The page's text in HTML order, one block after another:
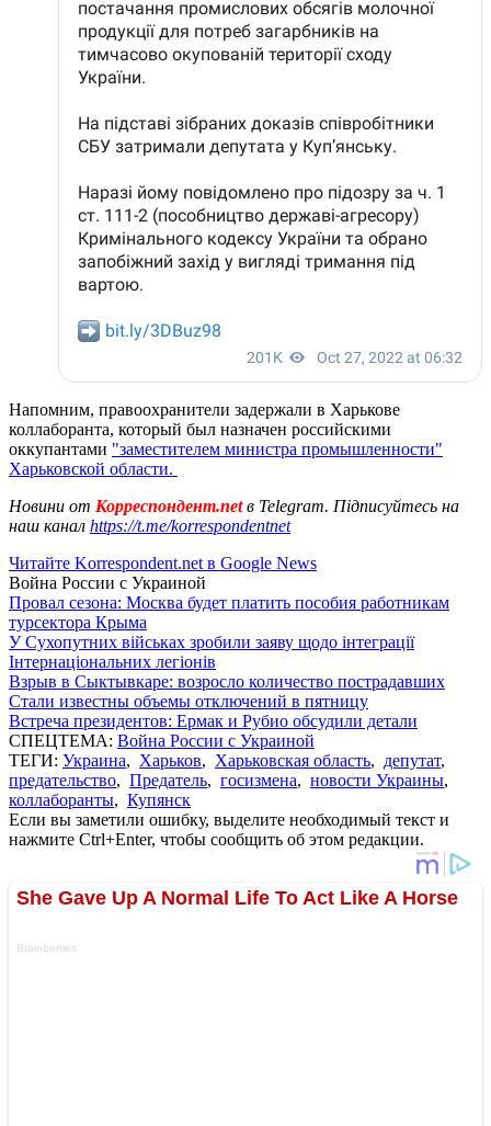
Напомним, правоохранители задержали в Харькове
коллаборанта, который был назначен российскими
оккупантами "заместителем министра промышленности"
Харьковской области.
Новини от Корреспондент.netв Telegram. Підписуйтесь на
наш канал https://t.me/korrespondentnet
Читайте Korrespondent.net в Google News
Война России с Украиной
Провал сезона: Москва будет платить пособия работникам
турсектора Крыма
У Сухопутних військах зробили заяву щодо інтеграції
Інтернаціональних легіонів
Взрыв в Сыктывкаре: возросло количество пострадавших
Стали известны объемы отключений в пятницу
Встреча президентов: Ермак и Рубио обсудили детали
СПЕЦТЕМА: Война России с Украиной
ТЕГИ: Украина, Харьков, Харьковская область, депутат,
предательство, Предатель, госизмена, новости Украины,
коллаборанты, Купянск
Если вы заметили ошибку, выделите необходимый текст и
нажмите Ctrl+Enter, чтобы сообщить об этом редакции.